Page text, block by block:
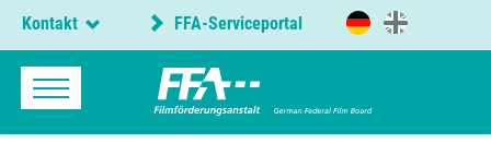
Kontakt FFA-Serviceportal